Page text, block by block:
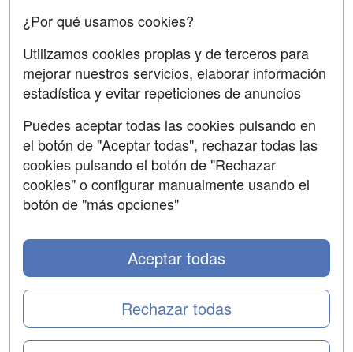
Copyleft
Grupo formazion:
Copyright 2000-2026 Formazion Web, S.L. - Calle
¿Por qué usamos cookies?
Utilizamos cookies propias y de terceros para
mejorar nuestros servicios, elaborar información
estadística y evitar repeticiones de anuncios
Puedes aceptar todas las cookies pulsando en
el botón de "Aceptar todas", rechazar todas las
cookies pulsando el botón de "Rechazar
cookies" o configurar manualmente usando el
botón de "más opciones"
Rechazar todas
Aceptar todas